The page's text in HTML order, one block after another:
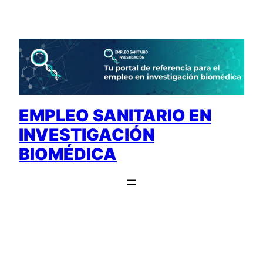
contenido
EMPLEO SANITARIO EN
INVESTIGACIÓN
BIOMÉDICA